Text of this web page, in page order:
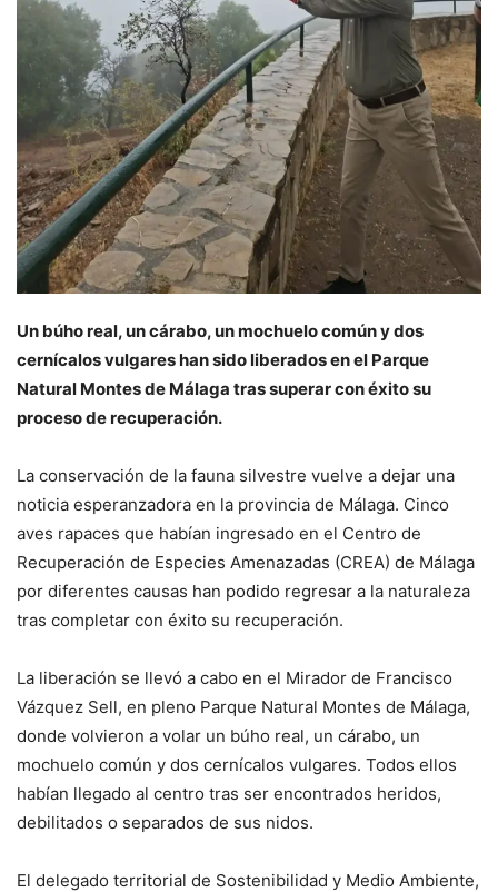
Un búho real, un cárabo, un mochuelo común y dos
cernícalos vulgares han sido liberados en el Parque
Natural Montes de Málaga tras superar con éxito su
proceso de recuperación.
La conservación de la fauna silvestre vuelve a dejar una
noticia esperanzadora en la provincia de Málaga. Cinco
aves rapaces que habían ingresado en el Centro de
Recuperación de Especies Amenazadas (CREA) de Málaga
por diferentes causas han podido regresar a la naturaleza
tras completar con éxito su recuperación.
La liberación se llevó a cabo en el Mirador de Francisco
Vázquez Sell, en pleno Parque Natural Montes de Málaga,
donde volvieron a volar un búho real, un cárabo, un
mochuelo común y dos cernícalos vulgares. Todos ellos
habían llegado al centro tras ser encontrados heridos,
debilitados o separados de sus nidos.
El delegado territorial de Sostenibilidad y Medio Ambiente,